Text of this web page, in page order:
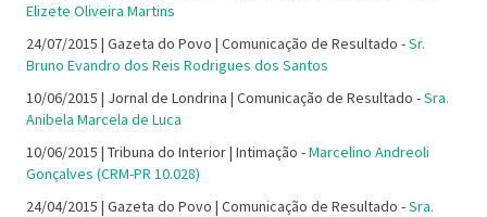
Elizete Oliveira Martins
24/07/2015 | Gazeta do Povo | Comunicação de Resultado -Sr.
Bruno Evandro dos Reis Rodrigues dos Santos
10/06/2015 | Jornal de Londrina | Comunicação de Resultado -Sra.
Anibela Marcela de Luca
10/06/2015 | Tribuna do Interior | Intimação -Marcelino Andreoli
Gonçalves (CRM-PR 10.028)
24/04/2015 | Gazeta do Povo | Comunicação de Resultado -Sra.